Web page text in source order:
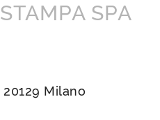
SPA
Milano